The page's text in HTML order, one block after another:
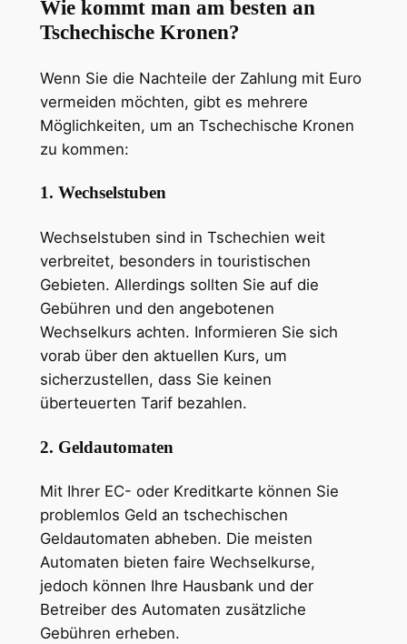
Wie kommt man am besten an
Tschechische Kronen?
Wenn Sie die Nachteile der Zahlung mit Euro
vermeiden möchten, gibt es mehrere
Möglichkeiten, um an Tschechische Kronen
zu kommen:
1. Wechselstuben
Wechselstuben sind in Tschechien weit
verbreitet, besonders in touristischen
Gebieten. Allerdings sollten Sie auf die
Gebühren und den angebotenen
Wechselkurs achten. Informieren Sie sich
vorab über den aktuellen Kurs, um
sicherzustellen, dass Sie keinen
überteuerten Tarif bezahlen.
2. Geldautomaten
Mit Ihrer EC- oder Kreditkarte können Sie
problemlos Geld an tschechischen
Geldautomaten abheben. Die meisten
Automaten bieten faire Wechselkurse,
jedoch können Ihre Hausbank und der
Betreiber des Automaten zusätzliche
Gebühren erheben.